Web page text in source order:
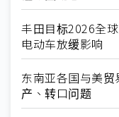
丰田目标2026全
电动车放缓影响
东南亚各国与美
产、转口问题